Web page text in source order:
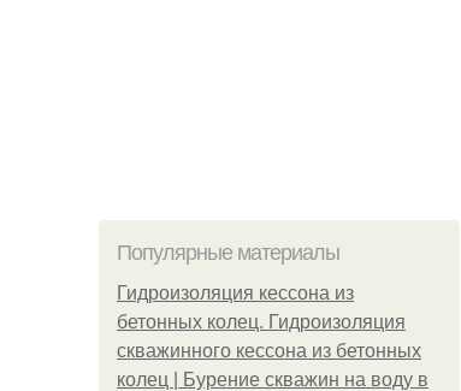
Популярные материалы
Гидроизоляция кессона из
бетонных колец. Гидроизоляция
скважинного кессона из бетонных
колец | Бурение скважин на воду в